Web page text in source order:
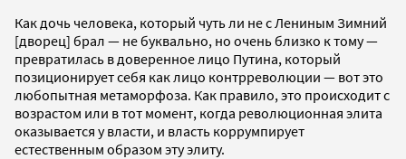
Как дочь человека, который чуть ли не с Лениным Зимний
[дворец] брал — не буквально, но очень близко к тому —
превратилась в доверенное лицо Путина, который
позиционирует себя как лицо контрреволюции — вот это
любопытная метаморфоза. Как правило, это происходит с
возрастом или в тот момент, когда революционная элита
оказывается у власти, и власть коррумпирует
естественным образом эту элиту.